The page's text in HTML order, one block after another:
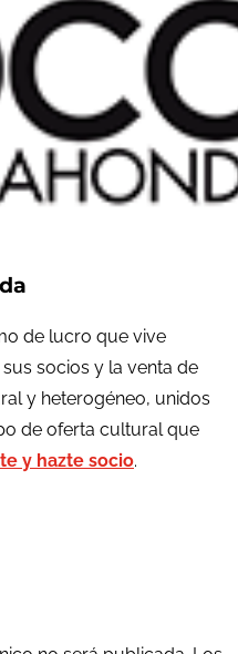
de lucro que vive
socios y la venta de
y heterogéneo, unidos
de oferta cultural que
y hazte socio.